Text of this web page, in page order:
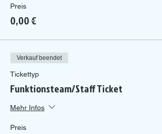
Preis
0,00 €
Verkauf beendet
Tickettyp
Funktionsteam/Staff Ticket
Mehr Infos
Preis